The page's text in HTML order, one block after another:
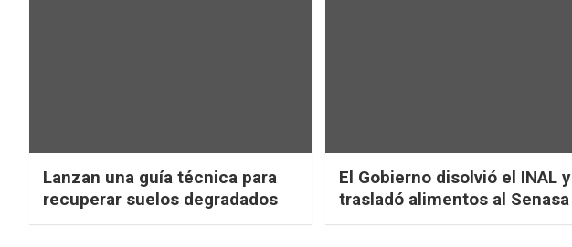
Lanzan una guía técnica para
recuperar suelos degradados
El Gobierno disolvió el INAL y
trasladó alimentos al Senasa